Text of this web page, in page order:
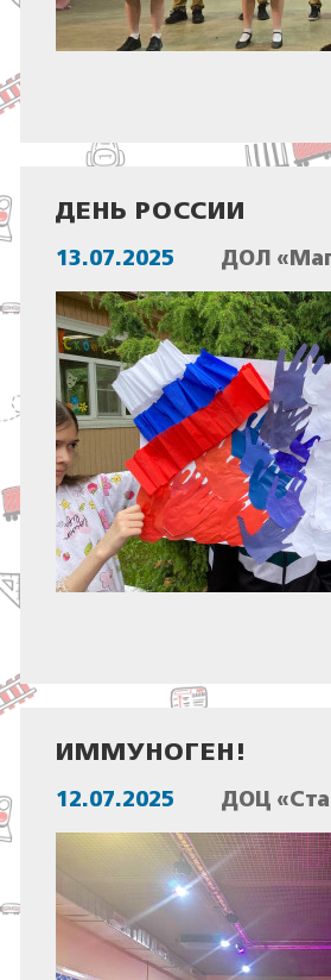
ДЕНЬ РОССИИ
13.07.2025 ДОЛ
ИММУНОГЕН!
12.07.2025 ДОЦ